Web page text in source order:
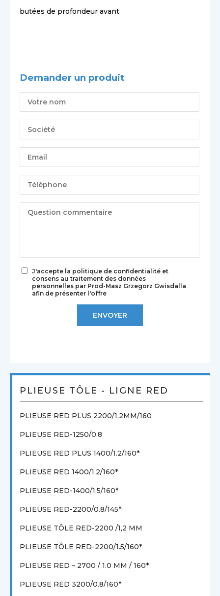
butées de profondeur avant
Demander un produit
J'accepte la politique de confidentialité et
consens au traitement des données
personnelles par Prod-Masz Grzegorz Gwisdalla
afin de présenter l'offre
PLIEUSE TÔLE - LIGNE RED
PLIEUSE RED PLUS 2200/1.2MM/160
PLIEUSE RED-1250/0.8
PLIEUSE RED PLUS 1400/1.2/160*
PLIEUSE RED 1400/1.2/160*
PLIEUSE RED-1400/1.5/160*
PLIEUSE RED-2200/0.8/145*
PLIEUSE TÔLE RED-2200 /1,2 MM
PLIEUSE TÔLE RED-2200/1.5/160*
PLIEUSE RED – 2700 / 1.0 MM / 160*
PLIEUSE RED 3200/0.8/160*